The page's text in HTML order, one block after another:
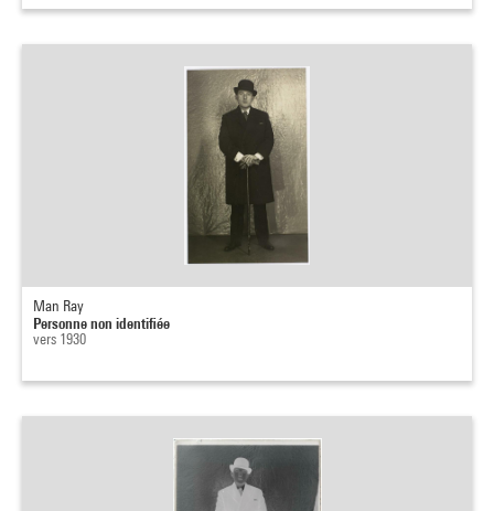
Man Ray
Personne non identifiée
vers 1930